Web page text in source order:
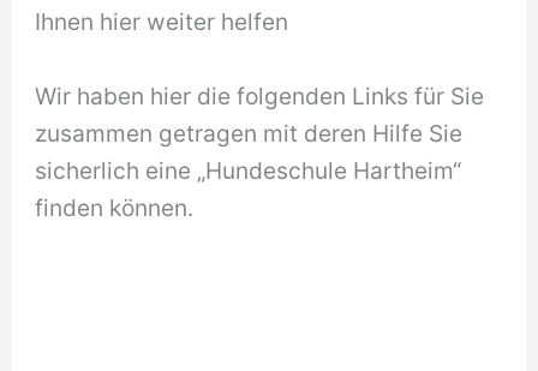
Ihnen hier weiter helfen
Wir haben hier die folgenden Links für Sie
zusammen getragen mit deren Hilfe Sie
sicherlich eine „Hundeschule Hartheim“
finden können.